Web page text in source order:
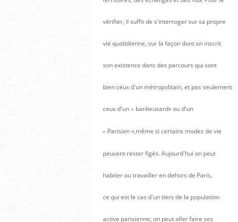
vérifier, il suffit de s'interroger sur sa propre
vie quotidienne, sur la façon dont on inscrit
son existence dans des parcours qui sont
bien ceux d'un métropolitain, et pas seulement
ceux d'un « banlieusard» ou d'un
« Parisien »,même si certains modes de vie
peuvent rester figés. Aujourd'hui on peut
habiter ou travailler en dehors de Paris,
ce qui est le cas d'un tiers de la population
active parisienne; on peut aller faire ses